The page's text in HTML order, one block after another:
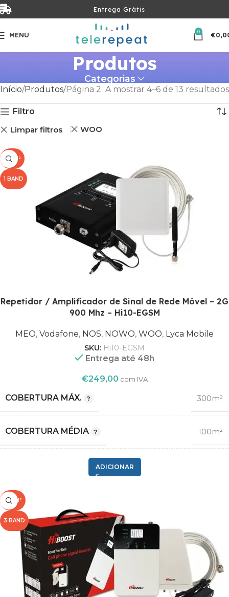
MENU 0 €
Produtos
Categorias
Início Produtos Página 2 A mostrar 4–6 de 13 resultados
Filtro
Limpar filtros
WOO
100M²
1 BAND
Repetidor / Amplificador de Sinal de Rede Móvel – 2G
900 Mhz – Hi10-EGSM
MEO, Vodafone, NOS, NOWO, WOO, Lyca Mobile
SKU: Hi10-EGSM
Entrega até 48h
€249,00 com IVA
COBERTURA MÁX. 300m²
COBERTURA MÉDIA 100m²
BANDA
FREQUÊNCIA (MHZ)
MEO
,
Vodafone
ADICIONAR
500M²
3 BAND
Entrega Grátis